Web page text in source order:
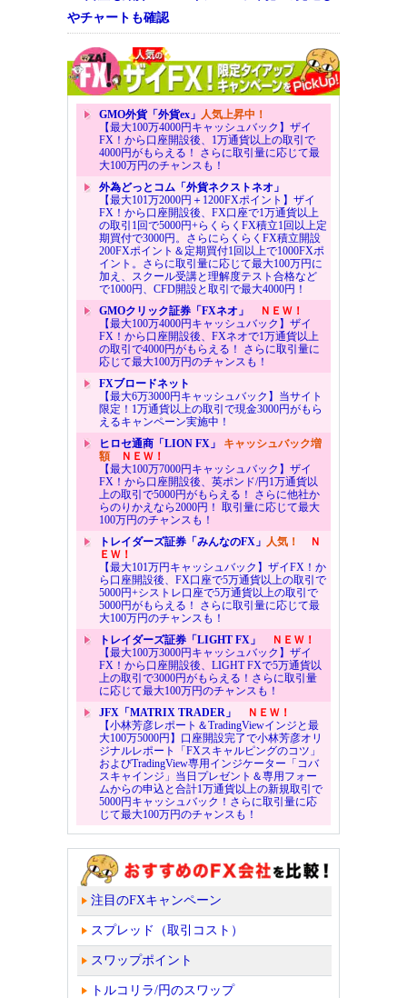
やチャートも確認
GMO外貨「外貨ex」 人気上昇中！
【最大100万4000円キャッシュバック】ザイ
FX！から口座開設後、1万通貨以上の取引で
4000円がもらえる！ さらに取引量に応じて最
大100万円のチャンスも！
外為どっとコム「外貨ネクストネオ」
【最大101万2000円＋1200FXポイント】ザイ
FX！から口座開設後、FX口座で1万通貨以上
の取引1回で5000円+らくらくFX積立1回以上定
期買付で3000円。さらにらくらくFX積立開設
200FXポイント＆定期買付1回以上で1000FXポ
イント。さらに取引量に応じて最大100万円に
加え、スクール受講と理解度テスト合格など
で1000円、CFD開設と取引で最大4000円！
GMOクリック証券「FXネオ」
ＮＥＷ！
【最大100万4000円キャッシュバック】ザイ
FX！から口座開設後、FXネオで1万通貨以上
の取引で4000円がもらえる！ さらに取引量に
応じて最大100万円のチャンスも！
FXブロードネット
【最大6万3000円キャッシュバック】当サイト
限定！1万通貨以上の取引で現金3000円がもら
えるキャンペーン実施中！
ヒロセ通商「LION FX」 キャッシュバック増
額ＮＥＷ！
【最大100万7000円キャッシュバック】ザイ
FX！から口座開設後、英ポンド/円1万通貨以
上の取引で5000円がもらえる！ さらに他社か
らのりかえなら2000円！ 取引量に応じて最大
100万円のチャンスも！
トレイダーズ証券「みんなのFX」 人気！
Ｎ
ＥＷ！
【最大101万円キャッシュバック】ザイFX！か
ら口座開設後、FX口座で5万通貨以上の取引で
5000円+シストレ口座で5万通貨以上の取引で
5000円がもらえる！ さらに取引量に応じて最
大100万円のチャンスも！
トレイダーズ証券「LIGHT FX」
ＮＥＷ！
【最大100万3000円キャッシュバック】ザイ
FX！から口座開設後、LIGHT FXで5万通貨以
上の取引で3000円がもらえる！さらに取引量
に応じて最大100万円のチャンスも！
JFX「MATRIX TRADER」
ＮＥＷ！
【小林芳彦レポート＆TradingViewインジと最
大100万5000円】口座開設完了で小林芳彦オリ
ジナルレポート「FXスキャルピングのコツ」
およびTradingView専用インジケーター「コバ
スキャインジ」当日プレゼント＆専用フォー
ムからの申込と合計1万通貨以上の新規取引で
5000円キャッシュバック！さらに取引量に応
じて最大100万円のチャンスも！
注目のFXキャンペーン
スプレッド（取引コスト）
スワップポイント
トルコリラ/円のスワップ